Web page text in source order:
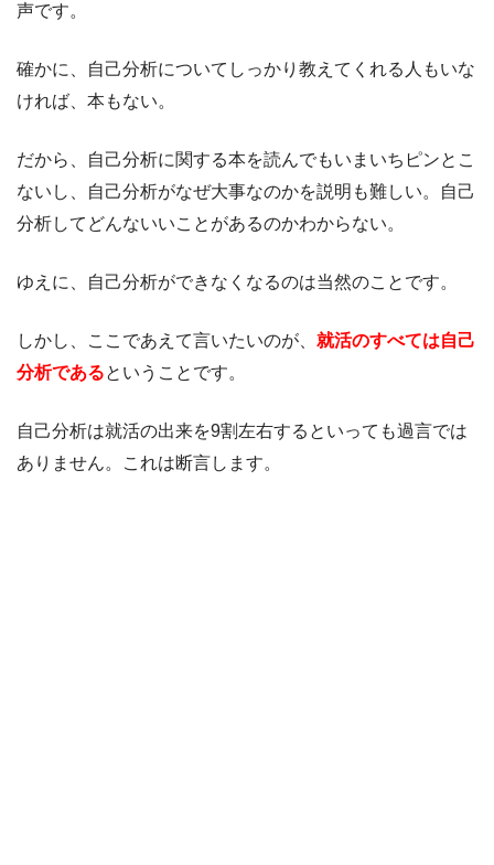
声です。
確かに、自己分析についてしっかり教えてくれる人もいな
ければ、本もない。
だから、自己分析に関する本を読んでもいまいちピンとこ
ないし、自己分析がなぜ大事なのかを説明も難しい。自己
分析してどんないいことがあるのかわからない。
ゆえに、自己分析ができなくなるのは当然のことです。
しかし、ここであえて言いたいのが、 就活のすべては自己
分析であるということです。
自己分析は就活の出来を9割左右するといっても過言では
ありません。これは断言します。